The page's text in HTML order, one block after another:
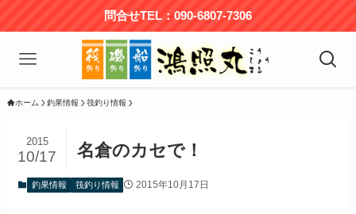
問合せTEL：090-6807-7306
ホーム 釣果情報 筏釣り情報
名倉のカセで！
2015
10/17
釣果情報 筏釣り情報 2015年10月17日